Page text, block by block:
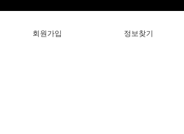
회원가입 정보찾기